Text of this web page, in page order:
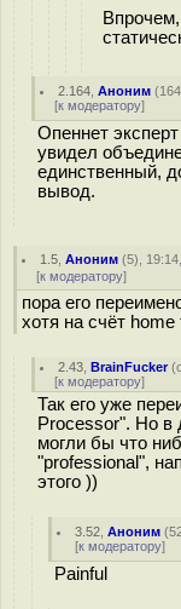
2.164 ,Аноним (164
[к модератору]
Опеннет
увидел
единственный,
вывод.
1.5 ,Аноним (5),
[к модератору]
пора его
хотя на счёт
2.43 ,BrainFucker(
[к модератору]
Так его уже
Processor". Но в
могли бы что
"professional",
этого ))
3.52 ,Аноним (
[к модератору]
Painful